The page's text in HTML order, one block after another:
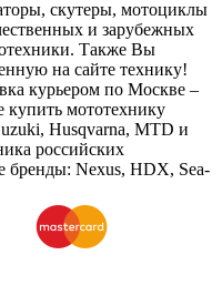
скутеры, мотоциклы
и зарубежных
Также Вы
на сайте технику!
курьером по Москве –
купить мототехнику
Husqvarna, MTD и
российских
бренды: Nexus, HDX, Sea-